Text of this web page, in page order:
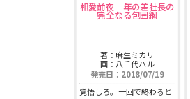
相愛前夜 年の差社長の
完全なる包囲網
著：麻生ミカリ
画：八千代ハル
発売日：2018/07/19
覚悟しろ。一回で終わると